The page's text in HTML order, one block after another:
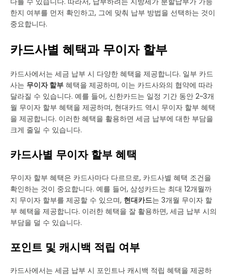
한지 여부를 먼저 확인하고, 그에 맞춰 납부 방법을 선택하는 것이
중요합니다.
카드사별 혜택과 무이자 할부
카드사에서는 세금 납부 시 다양한 혜택을 제공합니다. 일부 카드
사는 무이자 할부 혜택을 제공하며, 이는 카드사와의 협약에 따라
달라질 수 있습니다. 예를 들어, 신한카드는 일정 기간 동안 2~3개
월 무이자 할부 혜택을 제공하며, 현대카드 역시 무이자 할부 혜택
을 제공합니다. 이러한 혜택을 활용하면 세금 납부에 대한 부담을
크게 줄일 수 있습니다.
카드사별 무이자 할부 혜택
무이자 할부 혜택은 카드사마다 다르므로, 카드사별 혜택 조건을
확인하는 것이 중요합니다. 예를 들어, 삼성카드는 최대 12개월까
지 무이자 할부를 제공할 수 있으며, 현대카드는 3개월 무이자 할
부 혜택을 제공합니다. 이러한 혜택을 잘 활용하면, 세금 납부 시의
부담을 덜 수 있습니다.
포인트 및 캐시백 적립 여부
카드사에서는 세금 납부 시 포인트나 캐시백 적립 혜택을 제공하